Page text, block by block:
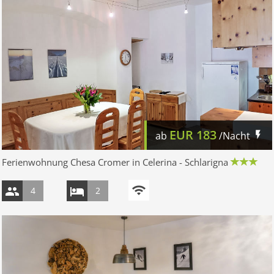
ab EUR 183/Nacht
Ferienwohnung Chesa Cromer in Celerina - Schlarigna
4 2